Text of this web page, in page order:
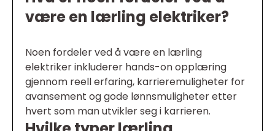
være en lærling elektriker?
Noen fordeler ved å være en lærling
elektriker inkluderer hands-on opplæring
gjennom reell erfaring, karrieremuligheter for
avansement og gode lønnsmuligheter etter
hvert som man utvikler seg i karrieren.